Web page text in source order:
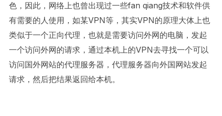
色，因此，网络上也曾出现过一些fan qiang技术和软件供
有需要的人使用，如某VPN等，其实VPN的原理大体上也
类似于一个正向代理，也就是需要访问外网的电脑，发起
一个访问外网的请求，通过本机上的VPN去寻找一个可以
访问国外网站的代理服务器，代理服务器向外国网站发起
请求，然后把结果返回给本机。